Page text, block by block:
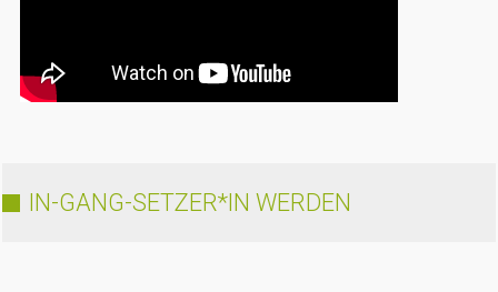
IN-GANG-SETZER*IN WERDEN